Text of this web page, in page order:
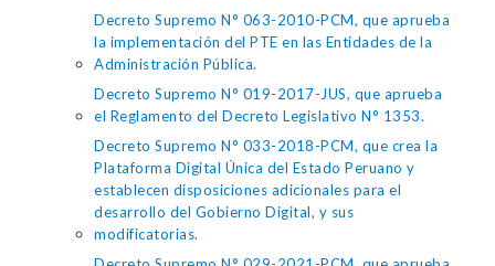
Decreto Supremo N° 063-2010-PCM, que aprueba
la implementación del PTE en las Entidades de la
Administración Pública.
Decreto Supremo N° 019-2017-JUS, que aprueba
el Reglamento del Decreto Legislativo N° 1353.
Decreto Supremo N° 033-2018-PCM, que crea la
Plataforma Digital Única del Estado Peruano y
establecen disposiciones adicionales para el
desarrollo del Gobierno Digital, y sus
modificatorias.